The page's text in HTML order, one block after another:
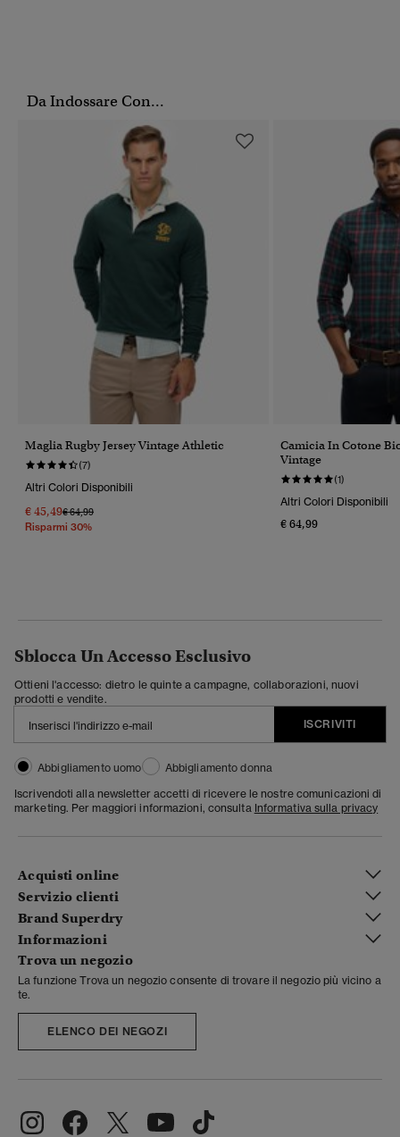
Da Indossare Con...
Maglia Rugby Jersey Vintage Athletic
(7)
Altri Colori Disponibili
€ 45,49Prezzo Ridotto Da
€ 64,99A
Risparmi 30%
Camicia In Cotone
Vintage
(1)
Altri Colori Disponibili
€ 64,99
Sblocca Un Accesso Esclusivo
Ottieni l'accesso: dietro le quinte a campagne, collaborazioni, nuovi
prodotti e vendite.
ISCRIVITI
Abbigliamento uomo
Abbigliamento donna
Iscrivendoti alla newsletter accetti di ricevere le nostre comunicazioni di
marketing. Per maggiori informazioni, consulta Informativa sulla privacy
Acquisti online
Servizio clienti
Brand Superdry
Informazioni
Trova un negozio
La funzione Trova un negozio consente di trovare il negozio più vicino a
te.
ELENCO DEI NEGOZI